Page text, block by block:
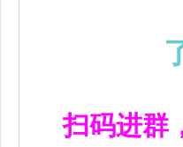
扫码进群